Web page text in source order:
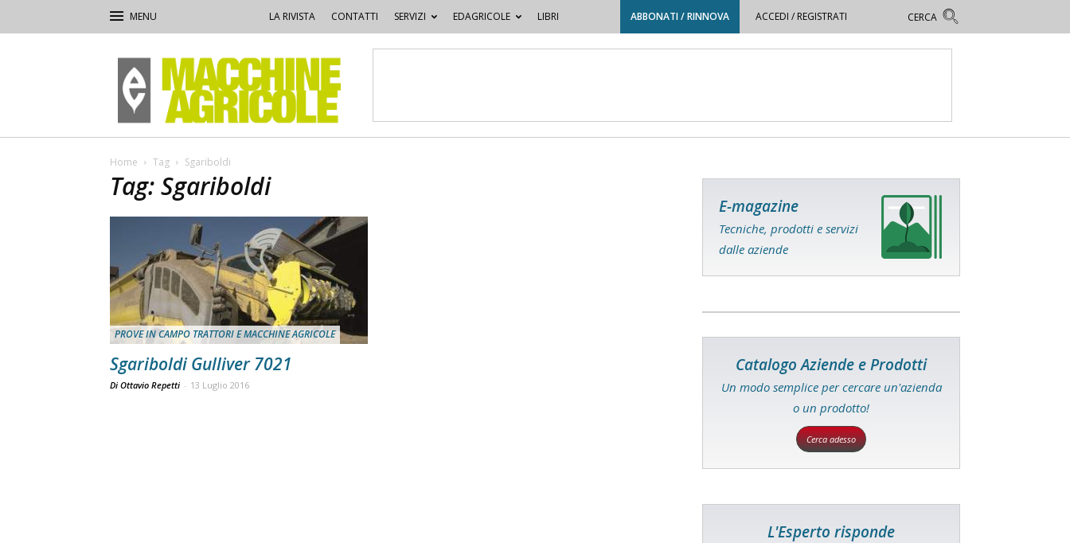
LA RIVISTA CONTATTI SERVIZI EDAGRICOLE LIBRI ABBONATI / RINNOVA ACCEDI / REGISTRATI
Macchine
Agricole
Home Tag Sgariboldi
Tag: Sgariboldi
PROVE IN CAMPO TRATTORI E MACCHINE AGRICOLE
Sgariboldi Gulliver 7021
Di Ottavio Repetti - 13 Luglio 2016
E-magazine
Tecniche, prodotti e servizi
dalle aziende
Catalogo Aziende e Prodotti
Un modo semplice per cercare un'azienda
o un prodotto!
Cerca adesso
L'Esperto risponde